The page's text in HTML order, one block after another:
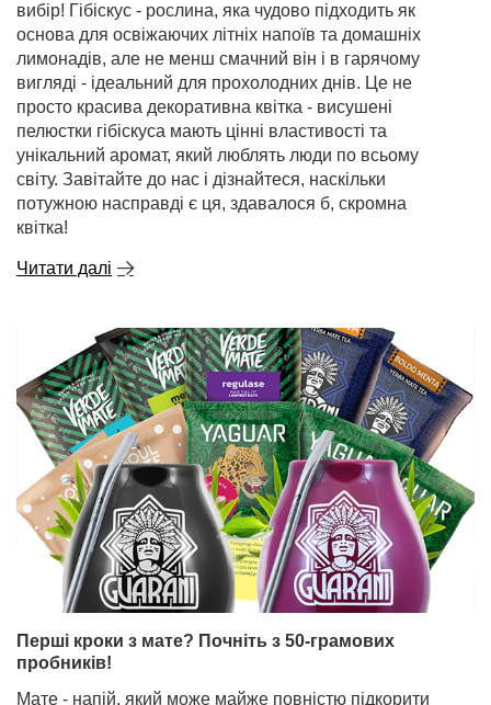
вибір! Гібіскус - рослина, яка чудово підходить як
основа для освіжаючих літніх напоїв та домашніх
лимонадів, але не менш смачний він і в гарячому
вигляді - ідеальний для прохолодних днів. Це не
просто красива декоративна квітка - висушені
пелюстки гібіскуса мають цінні властивості та
унікальний аромат, який люблять люди по всьому
світу. Завітайте до нас і дізнайтеся, наскільки
потужною насправді є ця, здавалося б, скромна
квітка!
Читати далі
Перші кроки з мате? Почніть з 50-грамових
пробників!
Мате - напій, який може майже повністю підкорити